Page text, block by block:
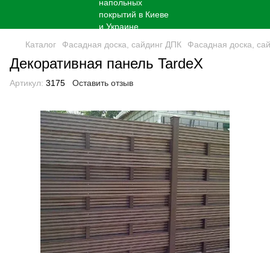
Каталог Фасадная доска, сайдинг ДПК Фасадная доска,
Декоративная панель TardeX
Артикул: 3175 Оставить отзыв